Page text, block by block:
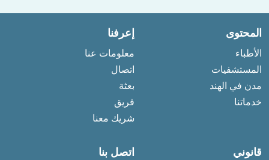
المحتوى
الأطباء
المستشفيات
مدن في الهند
خدماتنا
إعرفنا
معلومات عنا
اتصال
بعثة
فريق
شريك معنا
قانوني اتصل بنا